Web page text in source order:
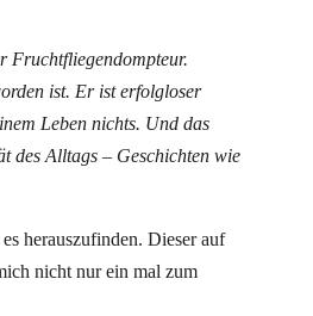
Fruchtfliegendompteur.
ist. Er ist erfolgloser
Leben nichts. Und das
des Alltags – Geschichten wie
herauszufinden. Dieser auf
nicht nur ein mal zum